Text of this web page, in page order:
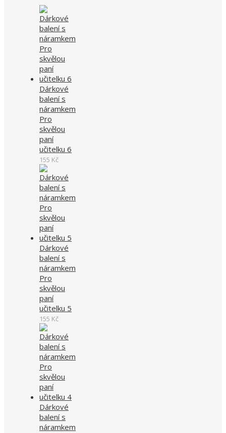
Dárkové
balení s
náramkem
Pro
skvělou
paní
učitelku 6
155 Kč
Dárkové
balení s
náramkem
Pro
skvělou
paní
učitelku 5
155 Kč
Dárkové
balení s
náramkem